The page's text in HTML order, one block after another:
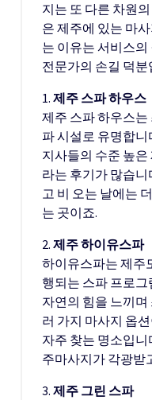
지는 또 다른 차원
은 제주에 있는 마
는 이유는 서비스
전문가의 손길 덕분
1. 제주 스파 하우스
제주 스파 하우스
파 시설로 유명합
지사들의 수준 높
라는 후기가 많습
고 비 오는 날에는
는 곳이죠.
2. 제주 하이유스파
하이유스파는 제주
행되는 스파 프로
자연의 힘을 느끼
러 가지 마사지 옵
자주 찾는 명소입니
주마사지가 각광받
3. 제주 그린 스파